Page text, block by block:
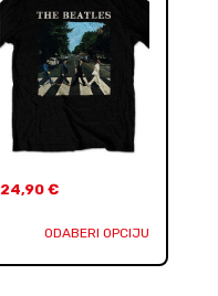
24,90 €
ODABERI OPCIJU